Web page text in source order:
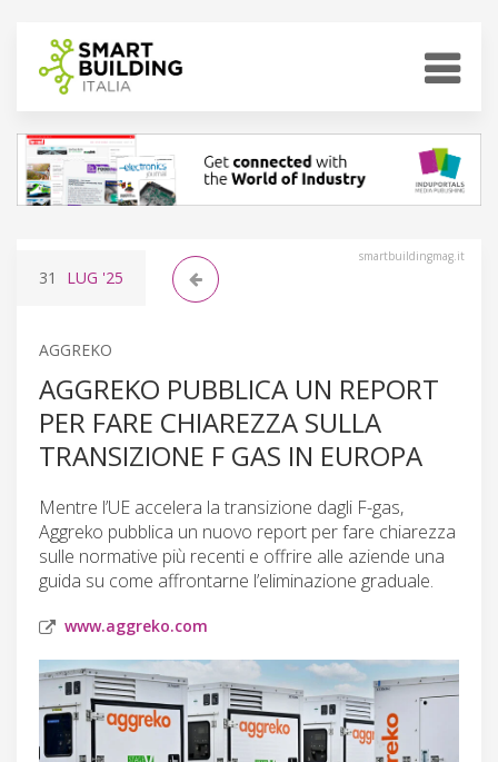
smartbuildingmag.it
31 LUG '25
AGGREKO
AGGREKO PUBBLICA UN REPORT
PER FARE CHIAREZZA SULLA
TRANSIZIONE F GAS IN EUROPA
Mentre l’UE accelera la transizione dagli F-gas,
Aggreko pubblica un nuovo report per fare chiarezza
sulle normative più recenti e offrire alle aziende una
guida su come affrontarne l’eliminazione graduale.
www.aggreko.com